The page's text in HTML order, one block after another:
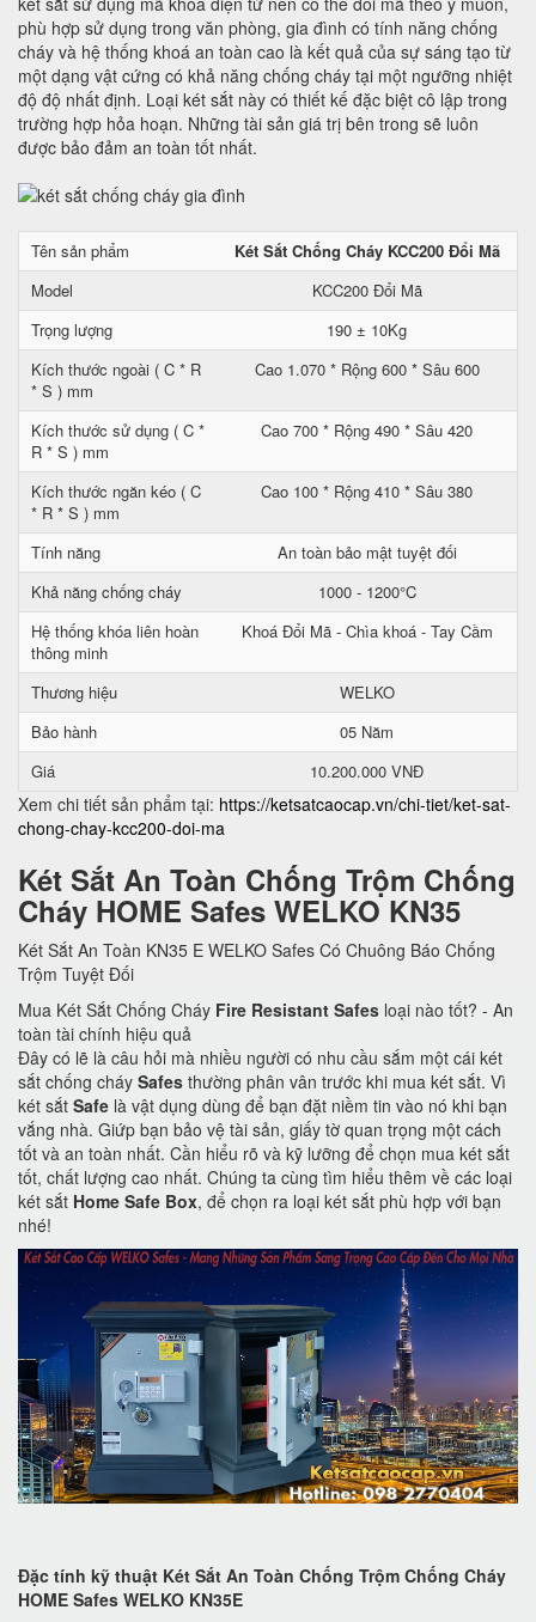
phù hợp sử dụng trong văn phòng, gia đình có tính năng chống
cháy và hệ thống khoá an toàn cao là kết quả của sự sáng tạo từ
một dạng vật cứng có khả năng chống cháy tại một ngưỡng nhiệt
độ độ nhất định. Loại két sắt này có thiết kế đặc biệt cô lập trong
trường hợp hỏa hoạn. Những tài sản giá trị bên trong sẽ luôn
được bảo đảm an toàn tốt nhất.
Tên sản phẩm
Két Sắt Chống Cháy KCC200 Đổi Mã
Model
KCC200 Đổi Mã
Trọng lượng
190 ± 10Kg
Kích thước ngoài ( C * R
* S ) mm
Cao 1.070 * Rộng 600 * Sâu 600
Kích thước sử dụng ( C *
R * S ) mm
Cao 700 * Rộng 490 * Sâu 420
Kích thước ngăn kéo ( C
* R * S ) mm
Cao 100 * Rộng 410 * Sâu 380
Tính năng
An toàn bảo mật tuyệt đối
Khả năng chống cháy
1000 - 1200°C
Hệ thống khóa liên hoàn
thông minh
Khoá Đổi Mã - Chìa khoá - Tay Cầm
Thương hiệu
WELKO
Bảo hành
05 Năm
Giá
10.200.000 VNĐ
Xem chi tiết sản phẩm tại: https://ketsatcaocap.vn/chi-tiet/ket-sat-
chong-chay-kcc200-doi-ma
Két Sắt An Toàn Chống Trộm Chống
Cháy HOME Safes WELKO KN35
Két Sắt An Toàn KN35 E WELKO Safes Có Chuông Báo Chống
Trộm Tuyệt Đối
Mua Két Sắt Chống Cháy Fire Resistant Safes loại nào tốt? - An
toàn tài chính hiệu quả
Đây có lẽ là câu hỏi mà nhiều người có nhu cầu sắm một cái két
sắt chống cháy Safes thường phân vân trước khi mua két sắt. Vì
két sắt Safe là vật dụng dùng để bạn đặt niềm tin vào nó khi bạn
vắng nhà. Giứp bạn bảo vệ tài sản, giấy tờ quan trọng một cách
tốt và an toàn nhất. Cần hiểu rõ và kỹ lưỡng để chọn mua két sắt
tốt, chất lượng cao nhất. Chúng ta cùng tìm hiểu thêm về các loại
két sắt Home Safe Box, để chọn ra loại két sắt phù hợp với bạn
nhé!
Đặc tính kỹ thuật Két Sắt An Toàn Chống Trộm Chống Cháy
HOME Safes WELKO KN35E